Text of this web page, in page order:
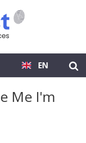
EN
Me I'm